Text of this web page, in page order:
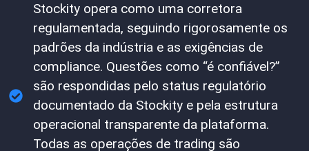
Stockity opera como uma corretora
regulamentada, seguindo rigorosamente os
padrões da indústria e as exigências de
compliance. Questões como “é confiável?”
são respondidas pelo status regulatório
documentado da Stockity e pela estrutura
operacional transparente da plataforma.
Todas as operações de trading são